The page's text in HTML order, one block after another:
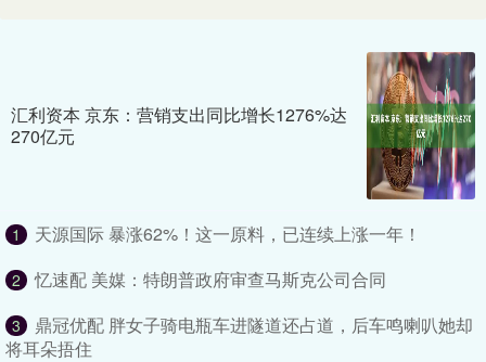
汇利资本 京东：营销支出同比增长1276%达
270亿元
1 天源国际 暴涨62%！这一原料，已连续上涨一年！
2 忆速配 美媒：特朗普政府审查马斯克公司合同
3
鼎冠优配 胖女子骑电瓶车进隧道还占道，后车鸣喇叭她却
将耳朵捂住